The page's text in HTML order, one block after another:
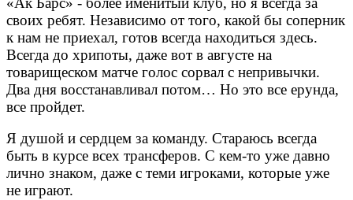
своих ребят. Независимо от того, какой бы соперник
к нам не приехал, готов всегда находиться здесь.
Всегда до хрипоты, даже вот в августе на
товарищеском матче голос сорвал с непривычки.
Два дня восстанавливал потом… Но это все ерунда,
все пройдет.
Я душой и сердцем за команду. Стараюсь всегда
быть в курсе всех трансферов. С кем-то уже давно
лично знаком, даже с теми игроками, которые уже
не играют.